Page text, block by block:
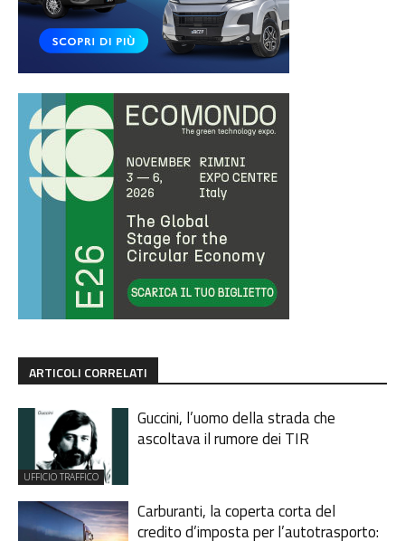
ARTICOLI CORRELATI
UFFICIO TRAFFICO
Guccini, l’uomo della strada che
ascoltava il rumore dei TIR
Carburanti, la coperta corta del
credito d’imposta per l’autotrasporto: